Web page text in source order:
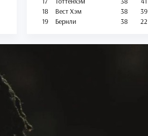
18
Вест Хэм 38
39
19
Бернли 38 22